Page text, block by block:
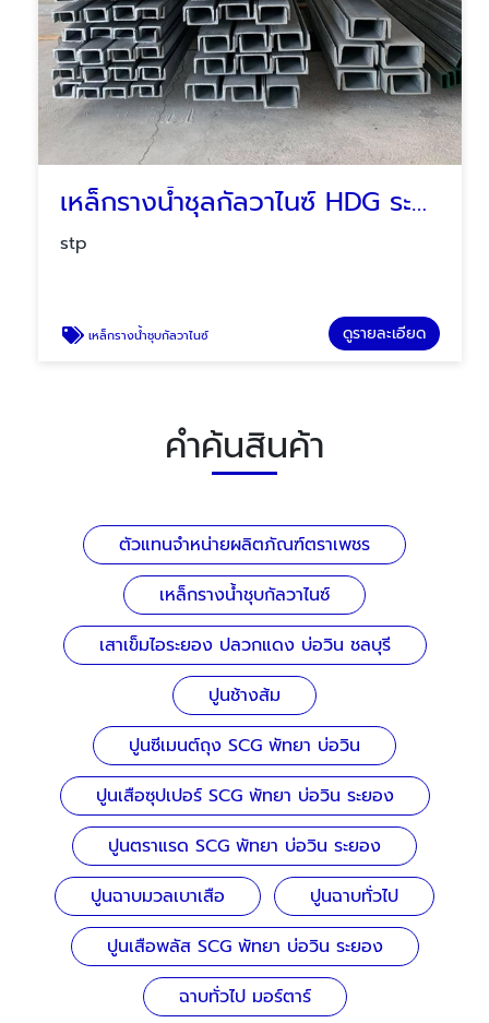
เหล็กรางน้ำชุลกัลวาไนซ์ HDG ระยอง ชลบุรี บ่อวิน ปลวกแดง
stp
เหล็กรางน้ำชุบกัลวาไนซ์ ดูรายละเอียด
คำค้นสินค้า
ตัวแทนจำหน่ายผลิตภัณฑ์ตราเพชร
เหล็กรางน้ำชุบกัลวาไนซ์
เสาเข็มไอระยอง ปลวกแดง บ่อวิน ชลบุรี
ปูนช้างส้ม
ปูนซีเมนต์ถุง SCG พัทยา บ่อวิน
ปูนเสือซุปเปอร์ SCG พัทยา บ่อวิน ระยอง
ปูนตราแรด SCG พัทยา บ่อวิน ระยอง
ปูนฉาบมวลเบาเสือ
ปูนฉาบทั่วไป
ปูนเสือพลัส SCG พัทยา บ่อวิน ระยอง
ฉาบทั่วไป มอร์ตาร์